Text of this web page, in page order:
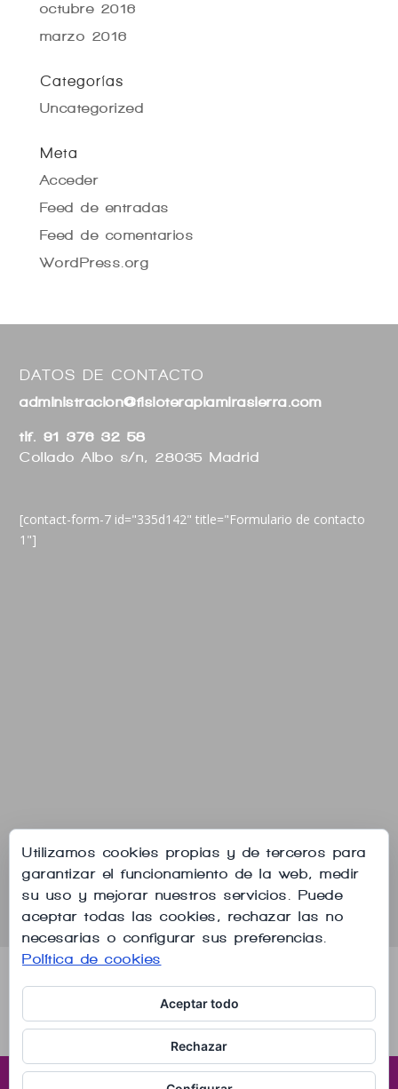
octubre 2016
marzo 2016
Categorías
Uncategorized
Meta
Acceder
Feed de entradas
Feed de comentarios
WordPress.org
DATOS DE CONTACTO
administracion@fisioterapiamirasierra.com
tlf. 91 376 32 58
Collado Albo s/n, 28035 Madrid
[contact-form-7 id="335d142" title="Formulario de contacto
1"]
Aviso legal
Política de privacidad
Política de cookies
Contactar por whatsapp
Utilizamos cookies propias y de terceros para
garantizar el funcionamiento de la web, medir
su uso y mejorar nuestros servicios. Puede
aceptar todas las cookies, rechazar las no
necesarias o configurar sus preferencias.
Política de cookies
Aceptar todo
Rechazar